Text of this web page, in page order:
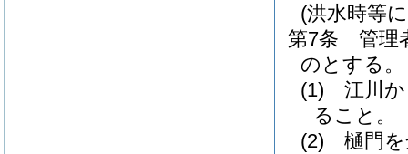
(洪水時等
第7条
管理
のとする。
(1)
江川
ること。
(2)
樋門